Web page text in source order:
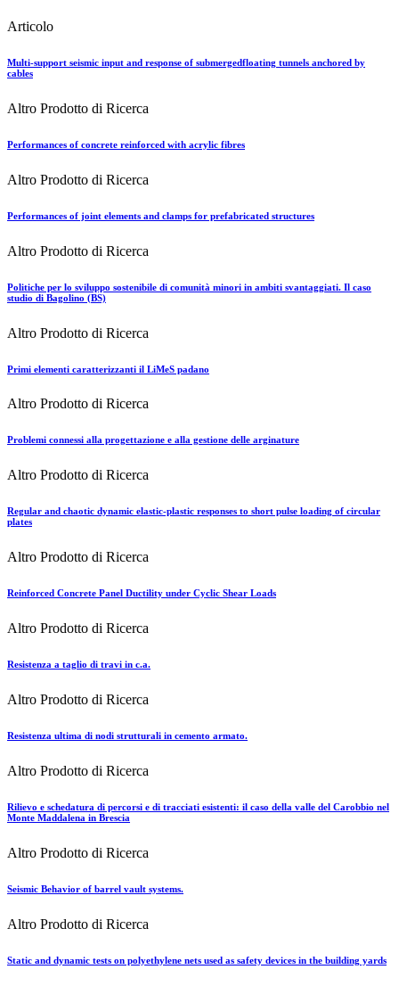
Articolo
Multi-support seismic input and response of submergedfloating tunnels anchored by
cables
Altro Prodotto di Ricerca
Performances of concrete reinforced with acrylic fibres
Altro Prodotto di Ricerca
Performances of joint elements and clamps for prefabricated structures
Altro Prodotto di Ricerca
Politiche per lo sviluppo sostenibile di comunità minori in ambiti svantaggiati. Il caso
studio di Bagolino (BS)
Altro Prodotto di Ricerca
Primi elementi caratterizzanti il LiMeS padano
Altro Prodotto di Ricerca
Problemi connessi alla progettazione e alla gestione delle arginature
Altro Prodotto di Ricerca
Regular and chaotic dynamic elastic-plastic responses to short pulse loading of circular
plates
Altro Prodotto di Ricerca
Reinforced Concrete Panel Ductility under Cyclic Shear Loads
Altro Prodotto di Ricerca
Resistenza a taglio di travi in c.a.
Altro Prodotto di Ricerca
Resistenza ultima di nodi strutturali in cemento armato.
Altro Prodotto di Ricerca
Rilievo e schedatura di percorsi e di tracciati esistenti: il caso della valle del Carobbio nel
Monte Maddalena in Brescia
Altro Prodotto di Ricerca
Seismic Behavior of barrel vault systems.
Altro Prodotto di Ricerca
Static and dynamic tests on polyethylene nets used as safety devices in the building yards